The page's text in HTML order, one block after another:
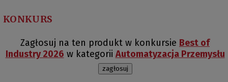
KONKURS
Zagłosuj na ten produkt w konkursie Best of
Industry 2026 w kategorii Automatyzacja Przemysłu
zagłosuj